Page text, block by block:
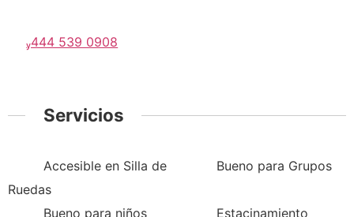
444 539 0908
Servicios
Accesible en Silla de
Ruedas
Bueno para Grupos
Bueno para niños Estacinamiento